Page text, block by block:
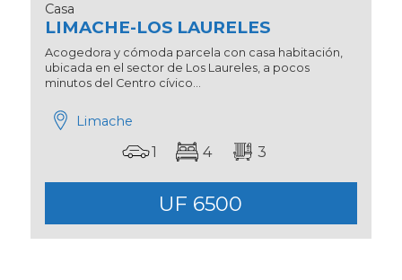
Casa
LIMACHE-LOS LAURELES
Acogedora y cómoda parcela con casa habitación,
ubicada en el sector de Los Laureles, a pocos
minutos del Centro cívico...
Limache
1 4 3
UF 6500